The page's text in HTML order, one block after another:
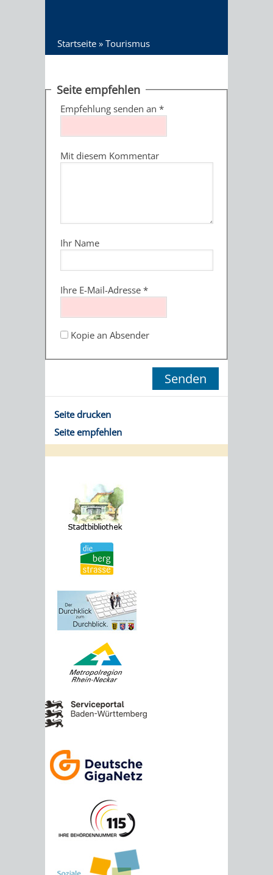
Startseite » Tourismus
Seite empfehlen
Empfehlung senden an *
Mit diesem Kommentar
Ihr Name
Ihre E-Mail-Adresse*
Kopie an Absender
Seite drucken
Seite empfehlen